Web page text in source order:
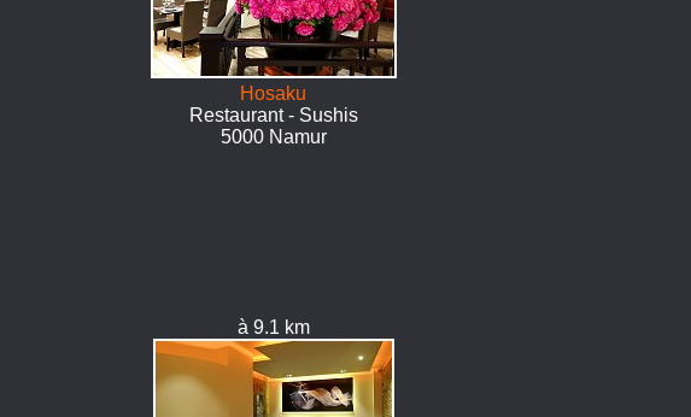
Hosaku
Restaurant - Sushis
5000 Namur
à 9.1 km